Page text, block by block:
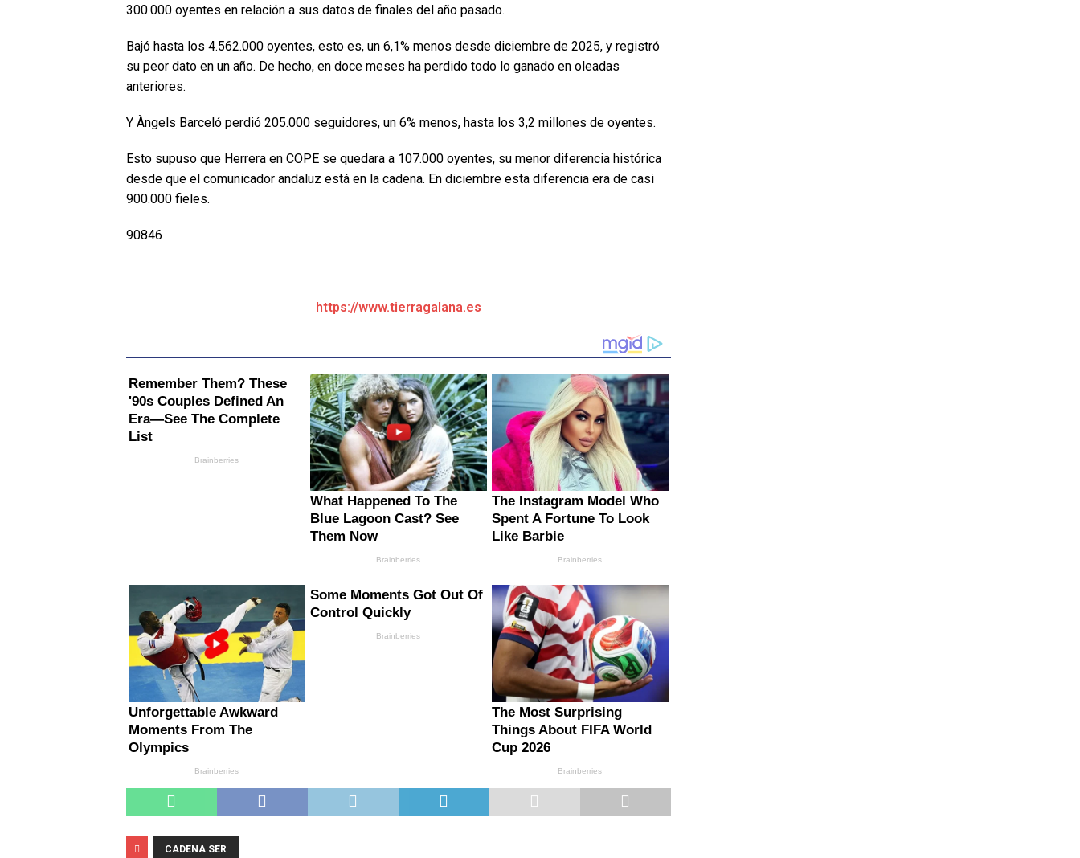
300.000 oyentes en relación a sus datos de finales del año pasado.
Bajó hasta los 4.562.000 oyentes, esto es, un 6,1% menos desde diciembre de 2025, y registró
su peor dato en un año. De hecho, en doce meses ha perdido todo lo ganado en oleadas
anteriores.
Y Àngels Barceló perdió 205.000 seguidores, un 6% menos, hasta los 3,2 millones de oyentes.
Esto supuso que Herrera en COPE se quedara a 107.000 oyentes, su menor diferencia histórica
desde que el comunicador andaluz está en la cadena. En diciembre esta diferencia era de casi
900.000 fieles.
90846
https://www.tierragalana.es
CADENA SER